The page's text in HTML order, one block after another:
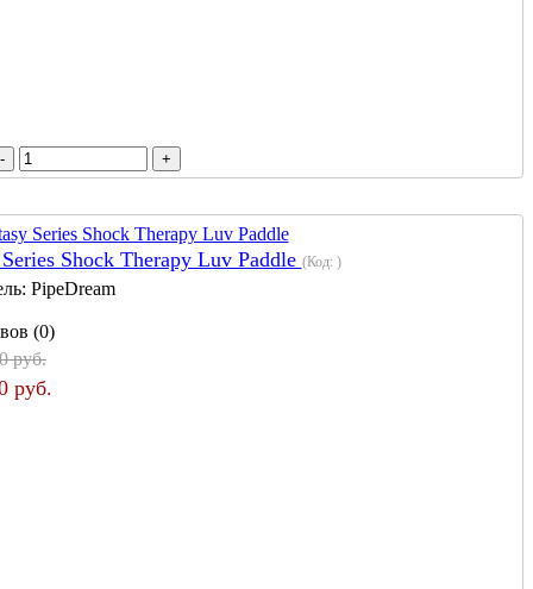
Shock Therapy Luv Paddle (Код: )
PipeDream
(0)
руб.
руб.